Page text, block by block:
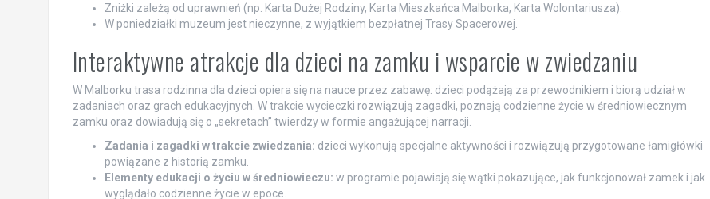
Zniżki zależą od uprawnień (np. Karta Dużej Rodziny, Karta Mieszkańca Malborka, Karta Wolontariusza).
W poniedziałki muzeum jest nieczynne, z wyjątkiem bezpłatnej Trasy Spacerowej.
Interaktywne atrakcje dla dzieci na zamku i wsparcie w zwiedzaniu
W Malborku trasa rodzinna dla dzieci opiera się na nauce przez zabawę: dzieci podążają za przewodnikiem i biorą udział w
zadaniach oraz grach edukacyjnych. W trakcie wycieczki rozwiązują zagadki, poznają codzienne życie w średniowiecznym
zamku oraz dowiadują się o „sekretach” twierdzy w formie angażującej narracji.
Zadania i zagadki w trakcie zwiedzania: dzieci wykonują specjalne aktywności i rozwiązują przygotowane łamigłówki
powiązane z historią zamku.
Elementy edukacji o życiu w średniowieczu: w programie pojawiają się wątki pokazujące, jak funkcjonował zamek i jak
wyglądało codzienne życie w epoce.